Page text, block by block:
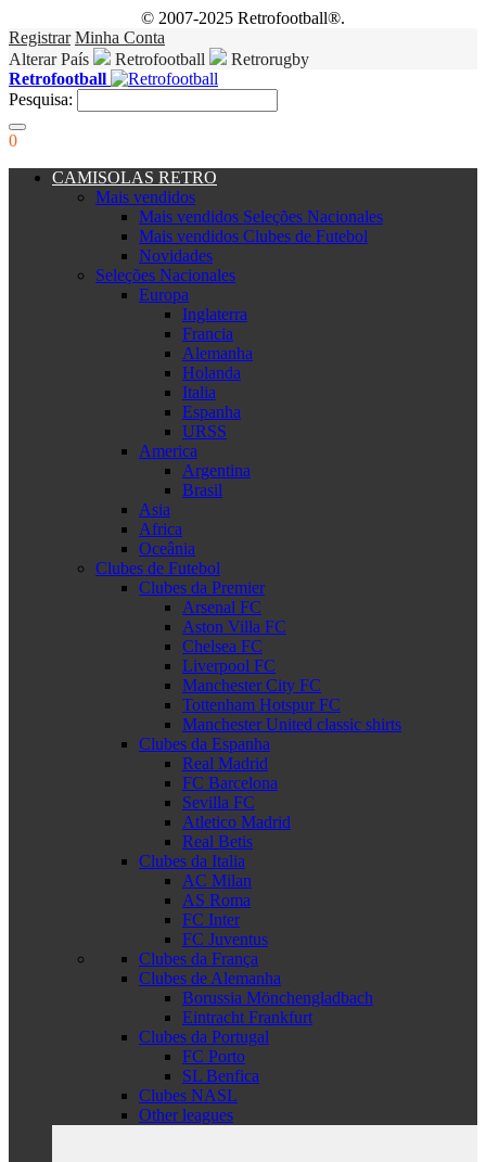
© 2007-2025 Retrofootball®.
Registrar Minha Conta
Alterar País
Retrofootball
Retrorugby
Retrofootball
Pesquisa:
0
CAMISOLAS RETRO
Mais vendidos
Mais vendidos Seleções Nacionales
Mais vendidos Clubes de Futebol
Novidades
Seleções Nacionales
Europa
Inglaterra
Francia
Alemanha
Holanda
Italia
Espanha
URSS
America
Argentina
Brasil
Asia
Africa
Oceânia
Clubes de Futebol
Clubes da Premier
Arsenal FC
Aston Villa FC
Chelsea FC
Liverpool FC
Manchester City FC
Tottenham Hotspur FC
Manchester United classic shirts
Clubes da Espanha
Real Madrid
FC Barcelona
Sevilla FC
Atletico Madrid
Real Betis
Clubes da Italia
AC Milan
AS Roma
FC Inter
FC Juventus
Clubes da França
Clubes de Alemanha
Borussia Mönchengladbach
Eintracht Frankfurt
Clubes da Portugal
FC Porto
SL Benfica
Clubes NASL
Other leagues